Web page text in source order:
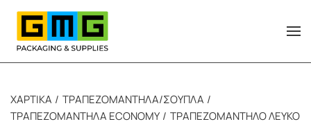
Skip to main content
ΧΑΡΤΙΚΑ
ΤΡΑΠΕΖΟΜΑΝΤΗΛΑ/ΣΟΥΠΛΑ
ΤΡΑΠΕΖΟΜΑΝΤΗΛΑ ΕCONOMY
ΤΡΑΠΕΖΟΜΑΝΤΗΛΟ ΛΕΥΚΟ